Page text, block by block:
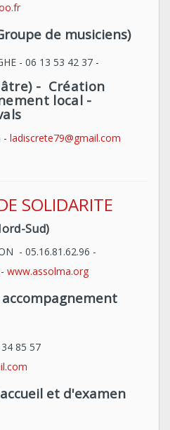
de musiciens)
- 06 13 53 42 37 -
- Création
local -
- ladiscrete79@gmail.com
SOLIDARITE
Sud)
- 05.16.81.62.96 -
- www.assolma.org
accompagnement
85 57
et d'examen